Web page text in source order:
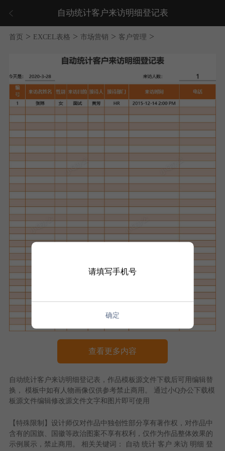
自动统计客户来访明细登记表
首页 > EXCEL表格 > 市场营销 > 客户管理 >
查看更多内容
自动统计客户来访明细登记表 ，作品模板源文件下载后可用编辑替
换， 模板中如有人物画像仅供参考禁止商用。 通过小Q办公下载模
板源文件编辑修改源文件文字和图片即可使用
【特殊限制】设计师仅对作品中独创性部分享有著作权，对作品中
含有的国旗、国徽等政治图案不享有权利，仅作为作品整体效果的
示例展示，禁止商用。 相关关键词：
自动 统计 客户 来访 明细 登
请填写手机号
确定